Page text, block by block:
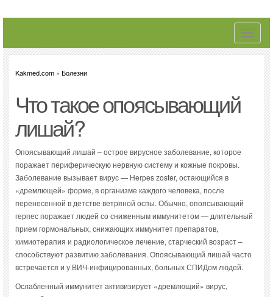
Toggle
Kakmed.com » Болезни
Что такое опоясывающий
лишай?
Опоясывающий лишай – острое вирусное заболевание, которое
поражает периферическую нервную систему и кожные покровы.
Заболевание вызывает вирус — Herpes zoster, остающийся в
«дремлющей» форме, в организме каждого человека, после
перенесенной в детстве ветряной оспы. Обычно, опоясывающий
герпес поражает людей со сниженным иммунитетом — длительный
прием гормональных, снижающих иммунитет препаратов,
химиотерапия и радиологическое лечение, старческий возраст –
способствуют развитию заболевания. Опоясывающий лишай часто
встречается и у ВИЧ-инфицированных, больных СПИДом людей.
Ослабленный иммунитет активизирует «дремлющий» вирус,